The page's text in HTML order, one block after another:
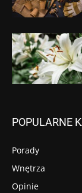
POPULARNE
Porady
Wnętrza
Opinie